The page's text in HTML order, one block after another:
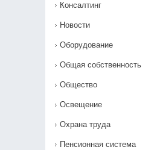
Консалтинг
Новости
Оборудование
Общая собственность
Общество
Освещение
Охрана труда
Пенсионная система